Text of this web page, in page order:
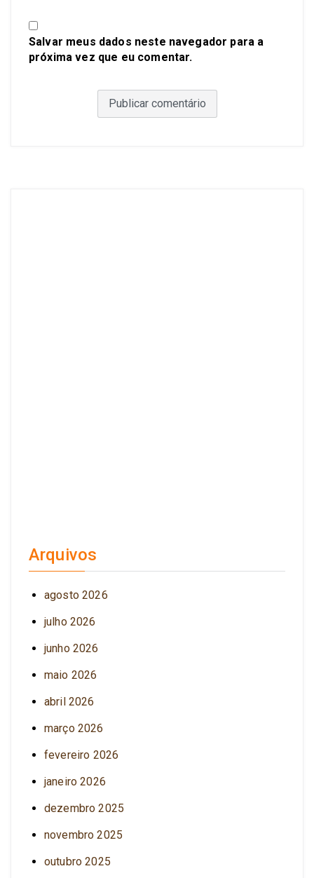
Salvar meus dados neste navegador para a
próxima vez que eu comentar.
Arquivos
agosto 2026
julho 2026
junho 2026
maio 2026
abril 2026
março 2026
fevereiro 2026
janeiro 2026
dezembro 2025
novembro 2025
outubro 2025